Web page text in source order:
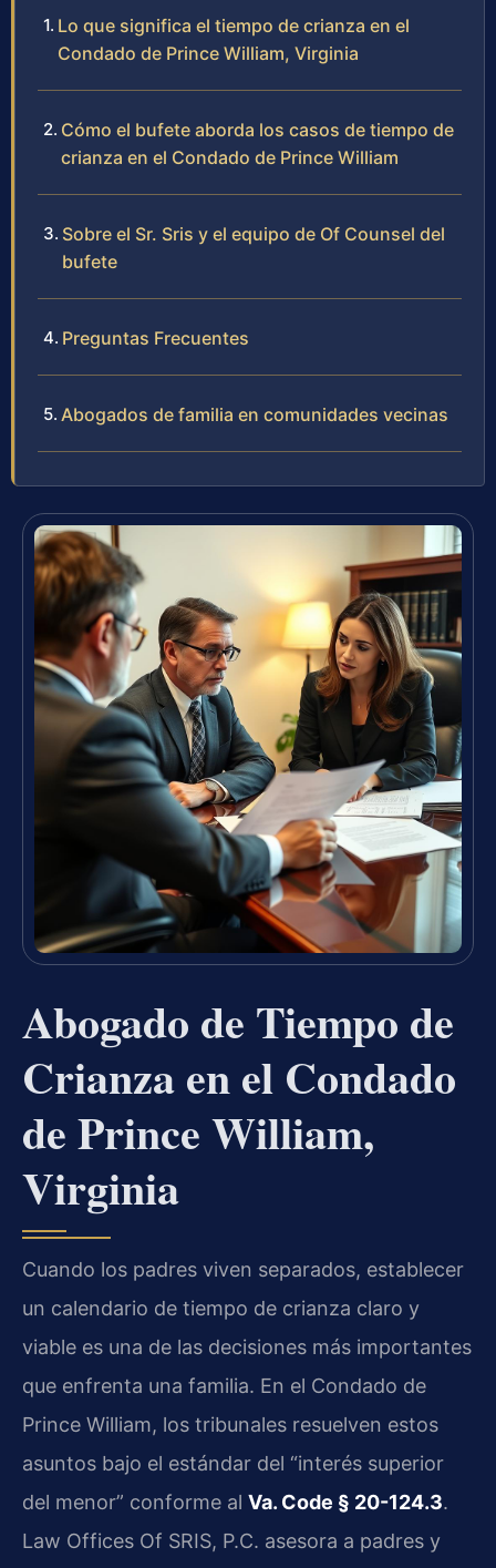
Lo que significa el tiempo de crianza en el
Condado de Prince William, Virginia
Cómo el bufete aborda los casos de tiempo de
crianza en el Condado de Prince William
Sobre el Sr. Sris y el equipo de Of Counsel del
bufete
Preguntas Frecuentes
Abogados de familia en comunidades vecinas
Abogado de Tiempo de
Crianza en el Condado
de Prince William,
Virginia
Cuando los padres viven separados, establecer
un calendario de tiempo de crianza claro y
viable es una de las decisiones más importantes
que enfrenta una familia. En el Condado de
Prince William, los tribunales resuelven estos
asuntos bajo el estándar del “interés superior
del menor” conforme al Va. Code § 20-124.3.
Law Offices Of SRIS, P.C. asesora a padres y